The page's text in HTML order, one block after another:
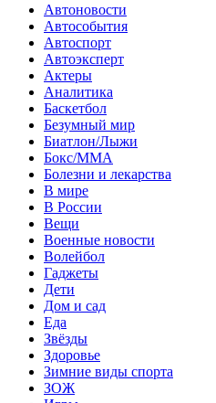
Автоновости
Автособытия
Автоспорт
Автоэксперт
Актеры
Аналитика
Баскетбол
Безумный мир
Биатлон/Лыжи
Бокс/MMA
Болезни и лекарства
В мире
В России
Вещи
Военные новости
Волейбол
Гаджеты
Дети
Дом и сад
Еда
Звёзды
Здоровье
Зимние виды спорта
ЗОЖ